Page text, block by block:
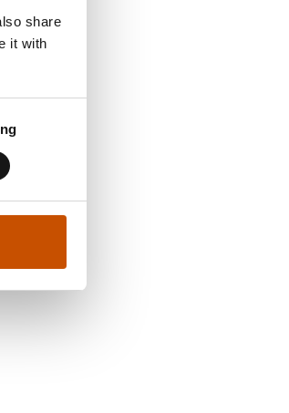
share
it with